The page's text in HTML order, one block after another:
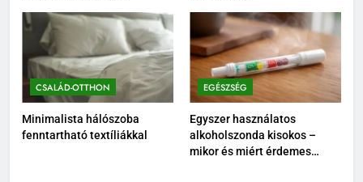
CSALÁD-OTTHON
Minimalista hálószoba
fenntartható textíliákkal
EGÉSZSÉG
Egyszer használatos
alkoholszonda kisokos –
mikor és miért érdemes